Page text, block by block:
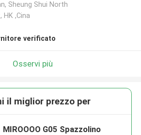
Sheung Shui North
HK ,Cina
verificato
Osservi più
il miglior prezzo per
MIROOOO G05 Spazzolino